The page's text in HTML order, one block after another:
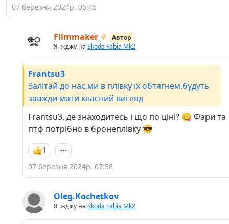
07 березня 2024р. 06:45
Filmmaker
Автор
Я їжджу на Skoda Fabia Mk2
Frantsu3
Залітай до нас,ми в плівку їх обтягнем.будуть
завжди мати класний вигляд
Frantsu3, де знаходитесь і що по ціні? 😋 Фари та
птф потрібно в бронеплівку 😎
1
07 березня 2024р. 07:58
Oleg.Kochetkov
Я їжджу на Skoda Fabia Mk2